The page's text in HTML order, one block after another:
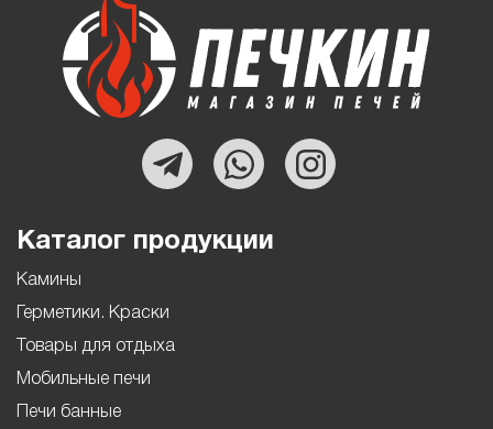
Каталог продукции
Камины
Герметики. Краски
Товары для отдыха
Мобильные печи
Печи банные